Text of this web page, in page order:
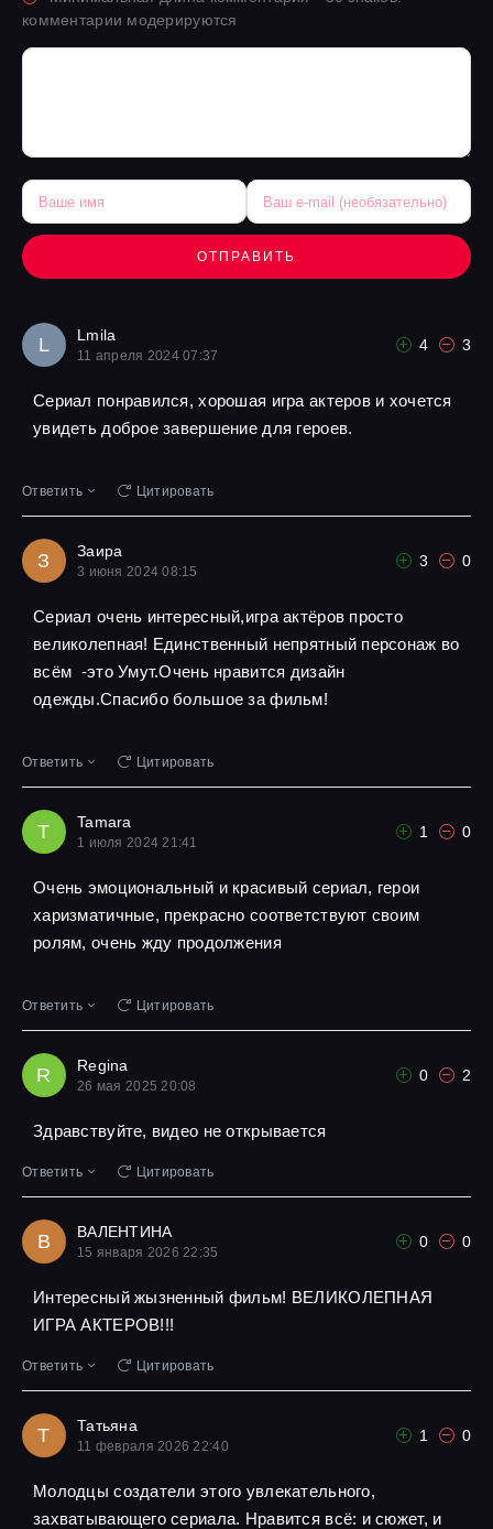
комментарии модерируются
ОТПРАВИТЬ
L Lmila
11 апреля 2024 07:37
4 3
Сериал понравился, хорошая игра актеров и хочется
увидеть доброе завершение для героев.
Ответить Цитировать
З Заира
3 июня 2024 08:15
3 0
Сериал очень интересный,игра актёров просто
великолепная! Единственный непрятный персонаж во
всём -это Умут.Очень нравится дизайн
одежды.Спасибо большое за фильм!
Ответить Цитировать
T Tamara
1 июля 2024 21:41
1 0
Очень эмоциональный и красивый сериал, герои
харизматичные, прекрасно соответствуют своим
ролям, очень жду продолжения
Ответить Цитировать
R Regina
26 мая 2025 20:08
0 2
Здравствуйте, видео не открывается
Ответить Цитировать
В ВАЛЕНТИНА
15 января 2026 22:35
0 0
Интересный жызненный фильм! ВЕЛИКОЛЕПНАЯ
ИГРА АКТЕРОВ!!!
Ответить Цитировать
Т Татьяна
11 февраля 2026 22:40
1 0
Молодцы создатели этого увлекательного,
захватывающего сериала. Нравится всё: и сюжет, и